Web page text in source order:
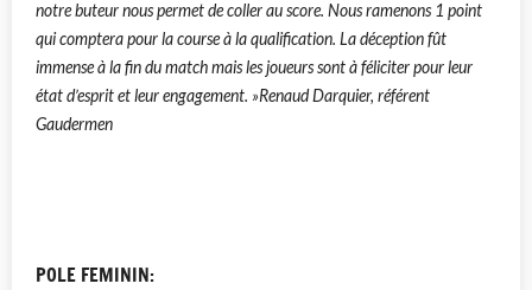
notre buteur nous permet de coller au score. Nous ramenons 1 point
qui comptera pour la course à la qualification. La déception fût
immense à la fin du match mais les joueurs sont à féliciter pour leur
état d’esprit et leur engagement. »Renaud Darquier, référent
Gaudermen
POLE FEMININ: